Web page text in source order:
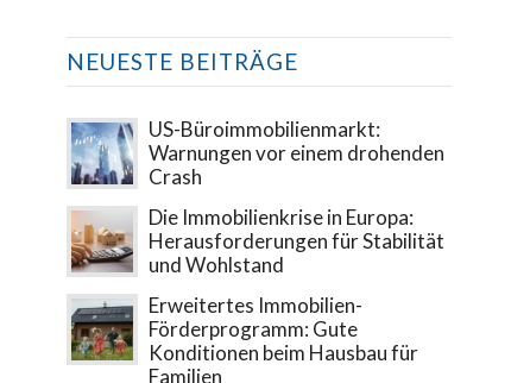
NEUESTE BEITRÄGE
US-Büroimmobilienmarkt:
Warnungen vor einem drohenden
Crash
Die Immobilienkrise in Europa:
Herausforderungen für Stabilität
und Wohlstand
Erweitertes Immobilien-
Förderprogramm: Gute
Konditionen beim Hausbau für
Familien